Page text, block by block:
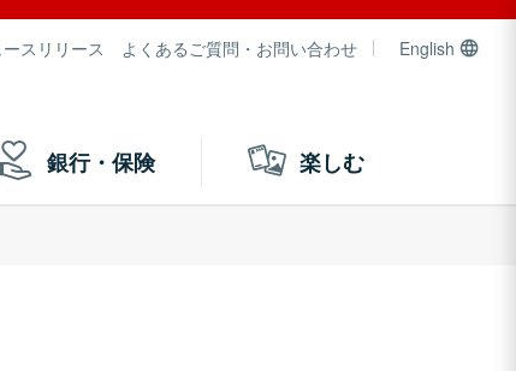
ースリリース よくあるご質問・お問い合わせ English
銀行・保険 楽しむ